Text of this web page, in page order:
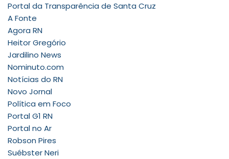
Portal da Transparência de Santa Cruz
A Fonte
Agora RN
Heitor Gregório
Jardilino News
Nominuto.com
Notícias do RN
Novo Jornal
Política em Foco
Portal G1 RN
Portal no Ar
Robson Pires
Suébster Neri